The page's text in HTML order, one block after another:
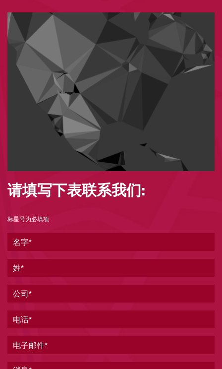
请填写下表联系我们:
标星号为必填项
名字
公司
电话
电子邮件